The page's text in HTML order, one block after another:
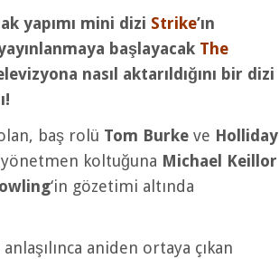
yapımı mini dizi Strike’ın
başlayacak The
nasıl aktarıldığını bir dizi
baş rolü Tom Burke ve Holliday
yönetmen koltuğuna Michael Keillor
‘in gözetimi altında
aniden ortaya çıkan